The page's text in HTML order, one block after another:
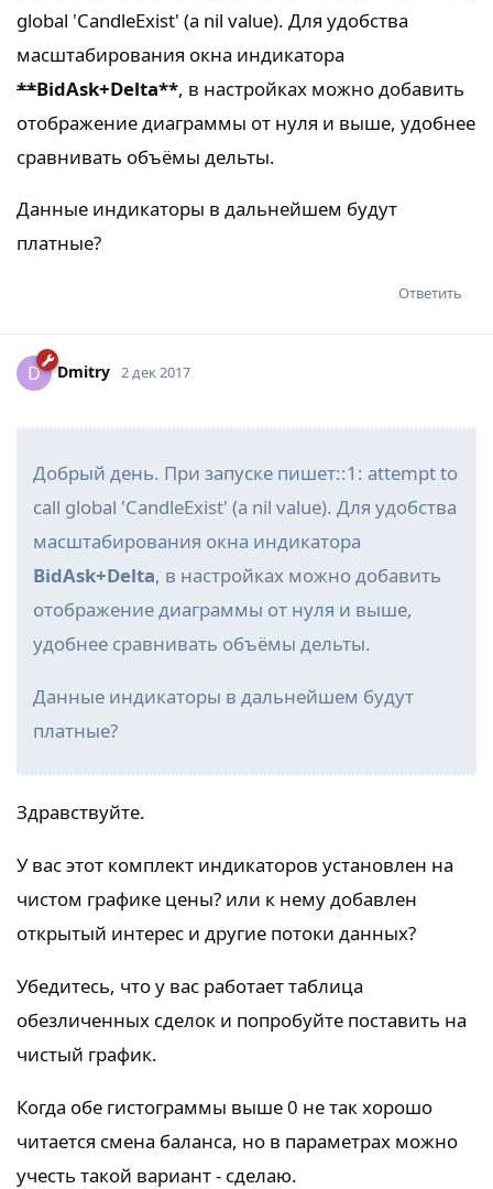
global 'CandleExist' (a nil value). Для удобства
масштабирования окна индикатора
**BidAsk+Delta**, в настройках можно добавить
отображение диаграммы от нуля и выше, удобнее
сравнивать объёмы дельты.
Данные индикаторы в дальнейшем будут
платные?
Ответить
D Dmitry 2 дек 2017
Добрый день. При запуске пишет::1: attempt to
call global 'CandleExist' (a nil value). Для удобства
масштабирования окна индикатора
BidAsk+Delta, в настройках можно добавить
отображение диаграммы от нуля и выше,
удобнее сравнивать объёмы дельты.
Данные индикаторы в дальнейшем будут
платные?
Здравствуйте.
У вас этот комплект индикаторов установлен на
чистом графике цены? или к нему добавлен
открытый интерес и другие потоки данных?
Убедитесь, что у вас работает таблица
обезличенных сделок и попробуйте поставить на
чистый график.
Когда обе гистограммы выше 0 не так хорошо
читается смена баланса, но в параметрах можно
учесть такой вариант - сделаю.